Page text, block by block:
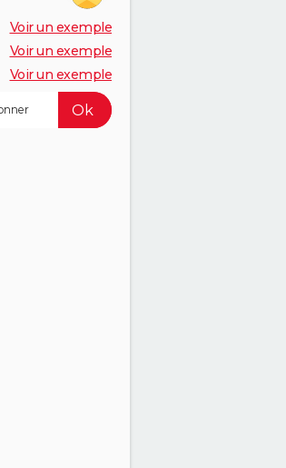
Voir un exemple
Voir un exemple
Voir un exemple